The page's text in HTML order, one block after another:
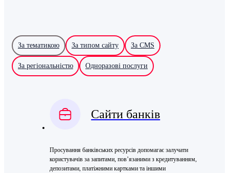
За тематикою За типом сайту За CMS
За регіональністю Одноразові послуги
Сайти банків
Просування банківських ресурсів допомагає залучати
користувачів за запитами, пов’язаними з кредитуванням,
депозитами, платіжними картками та іншими